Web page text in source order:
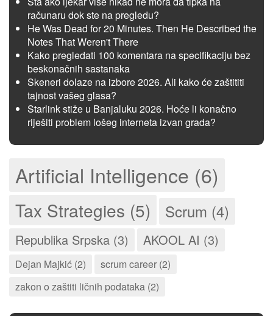
računaru dok ste na pregledu?
He Was Dead for 20 Minutes. Then He Described the
Notes That Weren't There
Kako pregledati 100 komentara na specifikaciju bez
beskonačnih sastanaka
Skeneri dolaze na izbore 2026. Ali kako će zaštititi
tajnost vašeg glasa?
Starlink stiže u Banjaluku 2026. Hoće li konačno
riješiti problem lošeg interneta izvan grada?
Artificial Intelligence (6)
Tax Strategies (5) Scrum (4)
Republika Srpska (3) AKOOL AI (3)
Dejan Majkić (2)
scrum career (2)
zakon o zaštiti ličnih podataka (2)